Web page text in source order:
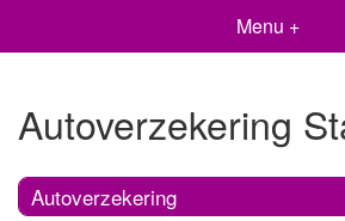
Menu +
Autoverzekering
Autoverzekering